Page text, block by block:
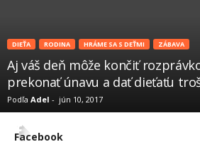
DIEŤA RODINA HRÁME SA S DEŤMI ZÁBAVA
Aj váš deň môže končiť
prekonať únavu a dať dieťaťu
Podľa Adel - jún 10, 2017
Facebook